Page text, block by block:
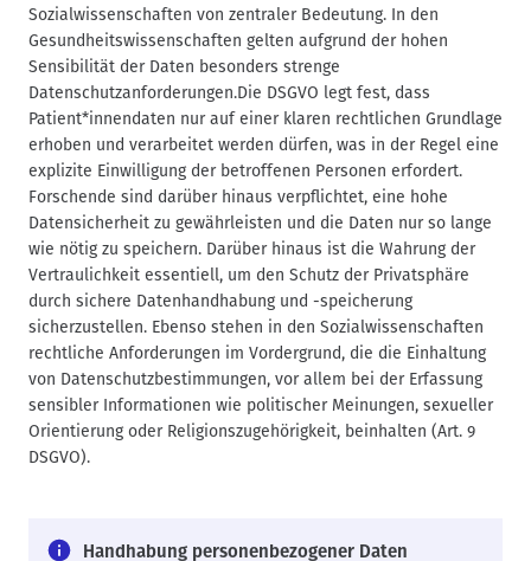
Sozialwissenschaften von zentraler Bedeutung. In den
Gesundheitswissenschaften gelten aufgrund der hohen
Sensibilität der Daten besonders strenge
Datenschutzanforderungen.Die DSGVO legt fest, dass
Patient*innendaten nur auf einer klaren rechtlichen Grundlage
erhoben und verarbeitet werden dürfen, was in der Regel eine
explizite Einwilligung der betroffenen Personen erfordert.
Forschende sind darüber hinaus verpflichtet, eine hohe
Datensicherheit zu gewährleisten und die Daten nur so lange
wie nötig zu speichern. Darüber hinaus ist die Wahrung der
Vertraulichkeit essentiell, um den Schutz der Privatsphäre
durch sichere Datenhandhabung und -speicherung
sicherzustellen. Ebenso stehen in den Sozialwissenschaften
rechtliche Anforderungen im Vordergrund, die die Einhaltung
von Datenschutzbestimmungen, vor allem bei der Erfassung
sensibler Informationen wie politischer Meinungen, sexueller
Orientierung oder Religionszugehörigkeit, beinhalten (Art. 9
DSGVO).
Handhabung personenbezogener Daten